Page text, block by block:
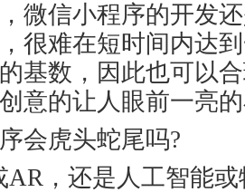
微信小程序的开发
很难在短时间内达
基数，因此也可以
意的让人眼前一亮
会虎头蛇尾吗?
AR，还是人工智能